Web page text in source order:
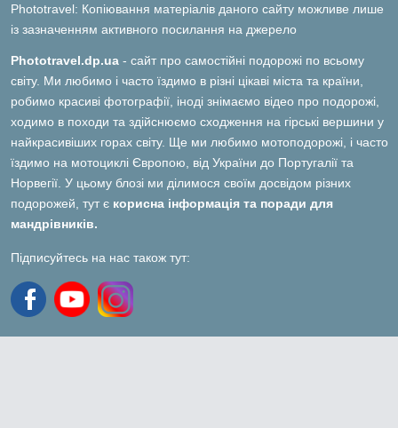
Phototravel: Копіювання матеріалів даного сайту можливе лише
із зазначенням активного посилання на джерело
Phototravel.dp.ua - сайт про самостійні подорожі по всьому
світу. Ми любимо і часто їздимо в різні цікаві міста та країни,
робимо красиві фотографії, іноді знімаємо відео про подорожі,
ходимо в походи та здійснюємо сходження на гірські вершини у
найкрасивіших горах світу. Ще ми любимо мотоподорожі, і часто
їздимо на мотоциклі Європою, від України до Португалії та
Норвегії. У цьому блозі ми ділимося своїм досвідом різних
подорожей, тут є корисна інформація та поради для
мандрівників.
Підписуйтесь на нас також тут: